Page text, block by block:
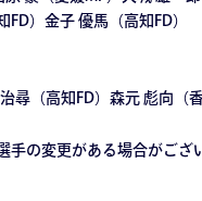
FD）金子 優馬（高知FD）
尋（高知FD）森元 彪向（香
の変更がある場合がござ